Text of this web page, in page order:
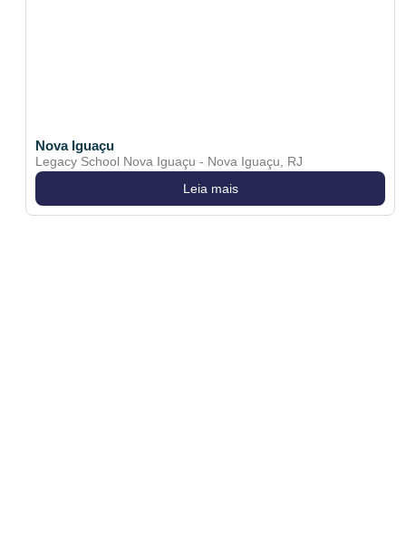
Nova Iguaçu
Legacy School Nova Iguaçu - Nova Iguaçu, RJ
Leia mais